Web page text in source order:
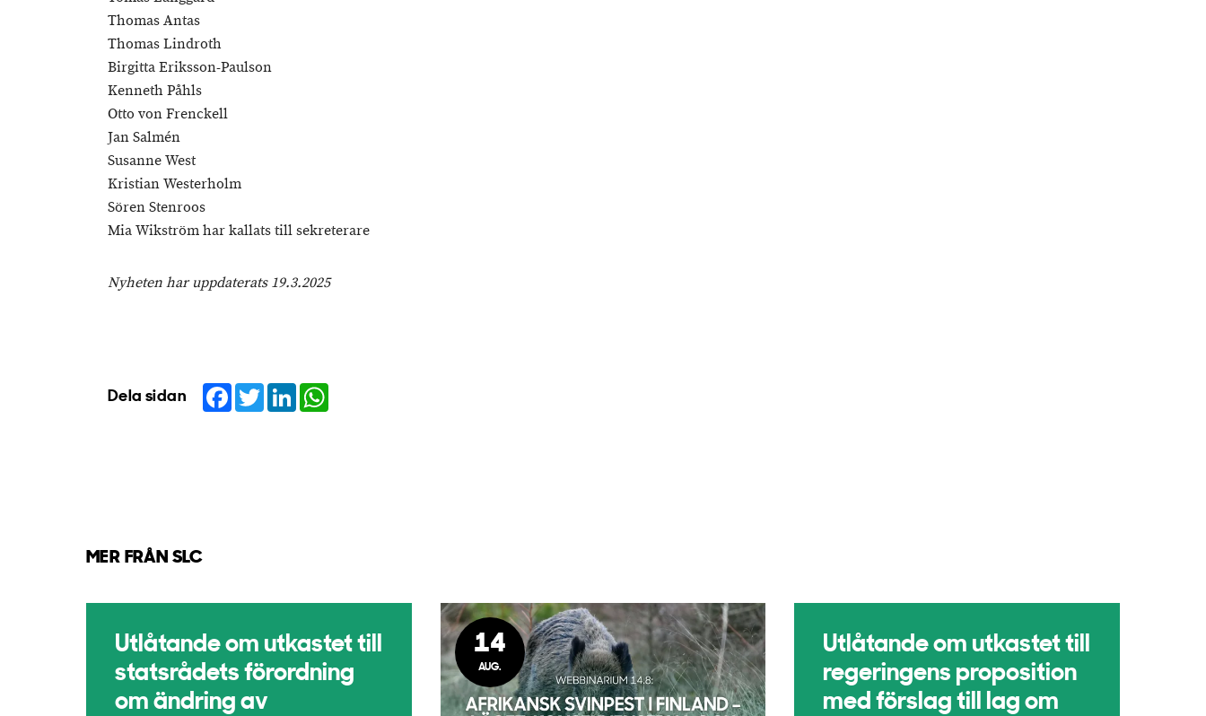
Thomas Antas
Thomas Lindroth
Birgitta Eriksson-Paulson
Kenneth Påhls
Otto von Frenckell
Jan Salmén
Susanne West
Kristian Westerholm
Sören Stenroos
Mia Wikström har kallats till sekreterare
Nyheten har uppdaterats 19.3.2025
Dela sidan Facebook
TwitterLinkedIn
MER FRÅN SLC
Utlåtande om utkastet till
statsrådets förordning
om ändring av
14
AUG.
Utlåtande om utkastet till
regeringens proposition
med förslag till lag om